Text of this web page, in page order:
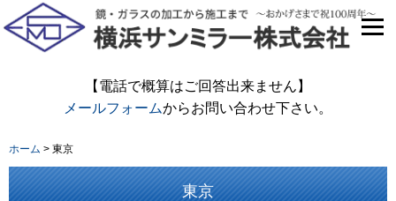
【電話で概算はご回答出来ません】
メールフォームからお問い合わせ下さい。
ホーム > 東京
東京